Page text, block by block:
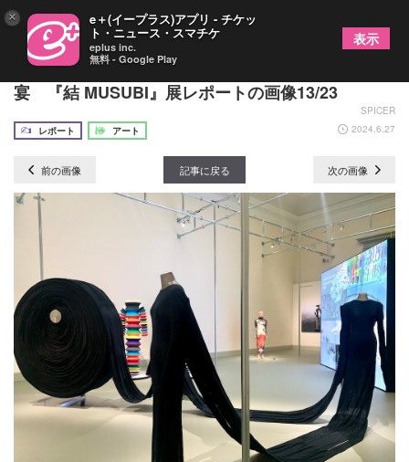
カルティエの傑作ジュエリーと現代アートが夢の饗
宴 『結 MUSUBI』展レポートの画像13/23
SPICER
レポート
アート 2024.6.27
前の画像 記事に戻る 次の画像
× e＋(イープラス)アプリ - チケッ
ト・ニュース・スマチケ
eplus inc.
無料 - Google Play
表示